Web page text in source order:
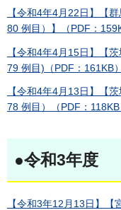
【令和4年4月22日】【
80 例目）】（PDF：
【令和4年4月15日】【
79 例目)（PDF：161KB）
【令和4年4月13日】【
78 例目）（PDF：118KB
●令和3年度
【令和3年12月13日】【